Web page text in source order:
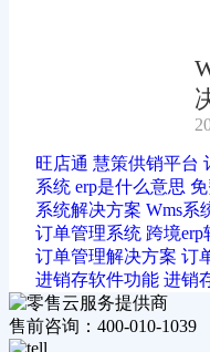
旺店通 慧策供销平台
系统 erp是什么意思
系统解决方案 Wms系
订单管理系统 跨境erp
订单管理解决方案 订
进销存软件功能 进销
售前咨询：400-010-1039